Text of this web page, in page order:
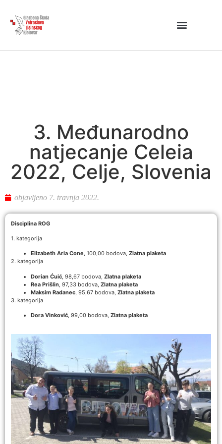
3. Međunarodno
natjecanje Celeia
2022, Celje, Slovenia
objavljeno 7. travnja 2022.
Disciplina ROG
1. kategorija
Elizabeth Aria Cone, 100,00 bodova, Zlatna plaketa
2. kategorija
Dorian Ćuić , 98,67 bodova, Zlatna plaketa
Rea Prišlin , 97,33 bodova, Zlatna plaketa
Maksim Radanec , 95,67 bodova, Zlatna plaketa
3. kategorija
Dora Vinković, 99,00 bodova, Zlatna plaketa